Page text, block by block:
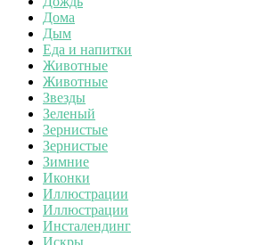
Дома
Дым
Еда и напитки
Животные
Животные
Звезды
Зеленый
Зернистые
Зернистые
Зимние
Иконки
Иллюстрации
Иллюстрации
Инсталендинг
Искры